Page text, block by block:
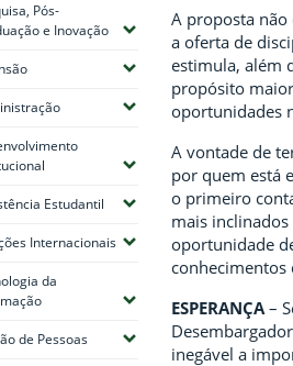
Pós-
e Inovação(Expandir submenus)
(Expandir submenus)
(Expandir submenus)
(Expandir submenus)
Estudantil (Expandir submenus)
Internacionais(Expandir submenus)
da
(Expandir submenus)
de Pessoas(Expandir submenus)
A proposta não
a oferta de
estimula, além
propósito
oportunidades
A vontade de
por quem está
o primeiro
mais
oportunidade
conhecimentos
ESPERANÇA–
inegável a